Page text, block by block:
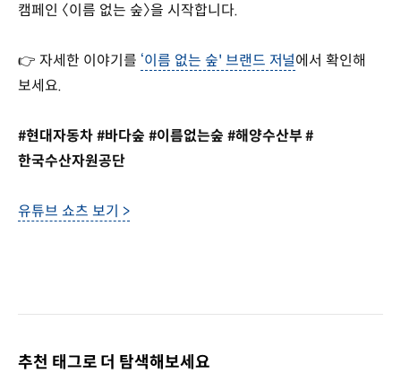
캠페인 〈이름 없는 숲〉을 시작합니다.
👉 자세한 이야기를 ‘이름 없는 숲' 브랜드 저널에서 확인해
보세요.
#현대자동차 #바다숲 #이름없는숲 #해양수산부 #
한국수산자원공단
유튜브 쇼츠 보기 >
추천 태그로 더 탐색해보세요